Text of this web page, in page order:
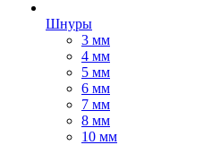
Шнуры
3 мм
4 мм
5 мм
6 мм
7 мм
8 мм
10 мм